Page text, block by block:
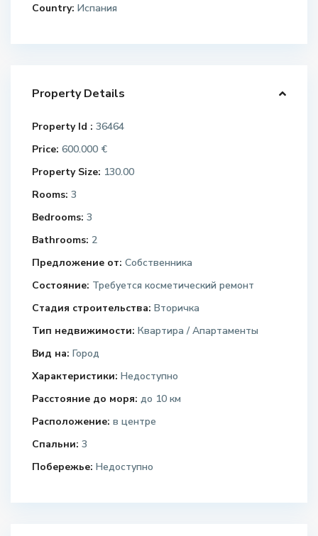
Country: Испания
Property Details
Property Id : 36464
Price: 600.000 €
Property Size: 130.00
Rooms: 3
Bedrooms: 3
Bathrooms: 2
Предложение от: Собственника
Состояние: Требуется косметический ремонт
Стадия строительства: Вторичка
Тип недвижимости: Квартира / Апартаменты
Вид на: Город
Характеристики: Недоступно
Расстояние до моря: до 10 км
Расположение: в центре
Спальни: 3
Побережье: Недоступно